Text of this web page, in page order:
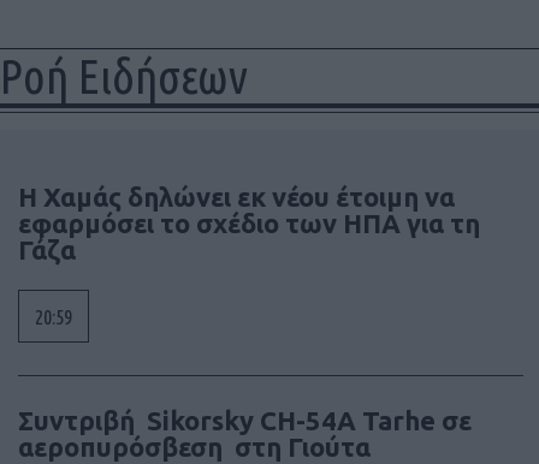
Ροή Ειδήσεων
Η Χαμάς δηλώνει εκ νέου έτοιμη να
εφαρμόσει το σχέδιο των ΗΠΑ για τη
Γάζα
20:59
Συντριβή Sikorsky CH-54A Tarhe σε
αεροπυρόσβεση στη Γιούτα